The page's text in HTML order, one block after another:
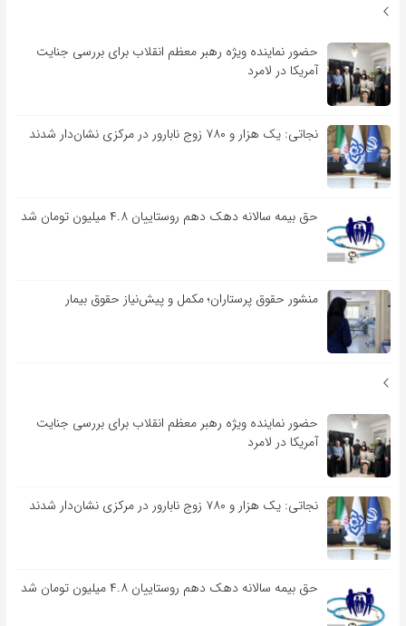
حضور نماینده ویژه رهبر معظم انقلاب برای بررسی جنایت
آمریکا در لامرد
نجاتی: یک هزار و ۷۸۰ زوج نابارور در مرکزی نشان‌دار شدند
حق بیمه سالانه دهک دهم روستاییان ۴.۸ میلیون تومان شد
منشور حقوق پرستاران؛ مکمل و پیش‌نیاز حقوق بیمار
حضور نماینده ویژه رهبر معظم انقلاب برای بررسی جنایت
آمریکا در لامرد
نجاتی: یک هزار و ۷۸۰ زوج نابارور در مرکزی نشان‌دار شدند
حق بیمه سالانه دهک دهم روستاییان ۴.۸ میلیون تومان شد